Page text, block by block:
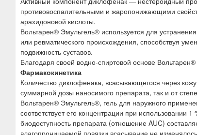
противовоспалительными и жаропонижающими
арахидоновой кислоты.
Вольтарен® Эмульгель® используется для
или ревматического происхождения, способствуя
подвижность суставов.
Благодаря своей водно-спиртовой основе
Фармакокинетика
Количество диклофенака, всасывающегося через
суммарной дозы наносимого препарата, так и от
Вольтарен® Эмульгель®, гель для наружного
соответствует его концентрации при использовании
биодоступность препарата (отношение AUC)